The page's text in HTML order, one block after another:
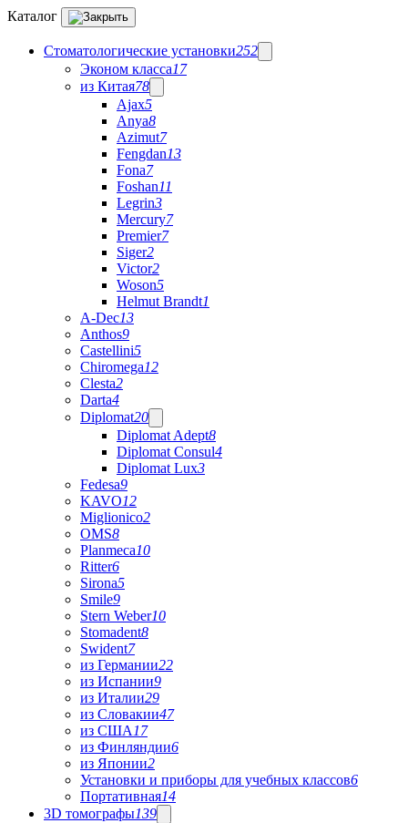
Каталог
Стоматологические установки252
Эконом класса17
из Китая78
Ajax5
Anya8
Azimut7
Fengdan13
Fona7
Foshan11
Legrin3
Mercury7
Premier7
Siger2
Victor2
Woson5
Helmut Brandt1
A-Dec13
Anthos9
Castellini5
Chiromega12
Clesta2
Darta4
Diplomat20
Diplomat Adept8
Diplomat Consul4
Diplomat Lux3
Fedesa9
KAVO12
Miglionico2
OMS8
Planmeca10
Ritter6
Sirona5
Smile9
Stern Weber10
Stomadent8
Swident7
из Германии22
из Испании9
из Италии29
из Словакии47
из США 17
из Финляндии6
из Японии2
Установки и приборы для учебных классов6
Портативная14
3D томографы139